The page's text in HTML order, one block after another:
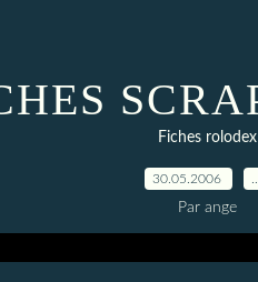
Fiches rolodex
30.05.2006
Par ange